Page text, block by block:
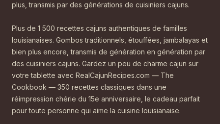
plus, transmis par des générations de cuisiniers cajuns.
Plus de 1 500 recettes cajuns authentiques de familles
louisianaises. Gombos traditionnels, étouffées, jambalayas et
bien plus encore, transmis de génération en génération par
des cuisiniers cajuns. Gardez un peu de charme cajun sur
votre tablette avec RealCajunRecipes.com — The
Cookbook — 350 recettes classiques dans une
réimpression chérie du 15e anniversaire, le cadeau parfait
pour toute personne qui aime la cuisine louisianaise.